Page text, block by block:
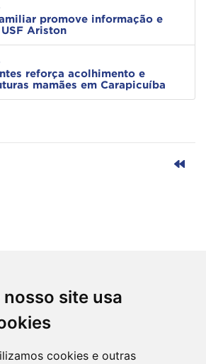
nosso site usa
cookies e outras
promove informação e
Ariston
reforça acolhimento e
mamães em Carapicuíba
CIDADE DE
Carapicuíba